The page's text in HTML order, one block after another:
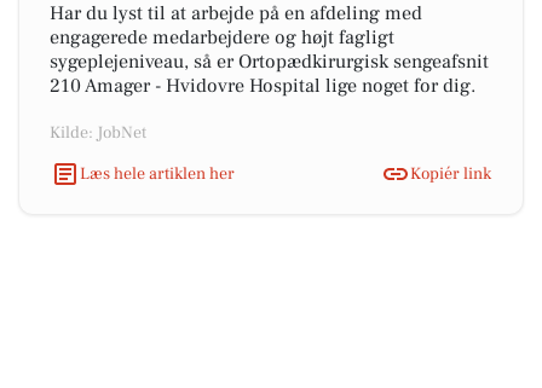
Har du lyst til at arbejde på en afdeling med
engagerede medarbejdere og højt fagligt
sygeplejeniveau, så er Ortopædkirurgisk sengeafsnit
210 Amager - Hvidovre Hospital lige noget for dig.
Kilde: JobNet
Læs hele artiklen her
Kopiér link